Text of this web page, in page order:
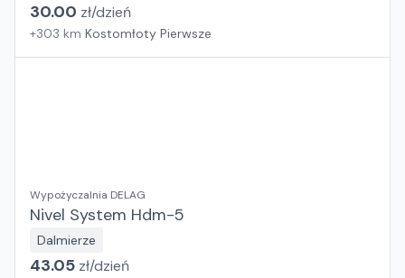
30.00 zł/dzień
+303 km Kostomłoty Pierwsze
Wypożyczalnia DELAG
Nivel System Hdm-5
Dalmierze
43.05 zł/dzień